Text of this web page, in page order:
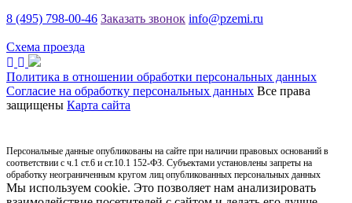
8 (495) 798-00-46 Заказать звонок info@pzemi.ru
Схема проезда
Политика в отношении обработки персональных данных
Согласие на обработку персональных данных Все права
защищены Карта сайта
Персональные данные опубликованы на сайте при наличии правовых оснований в
соответствии с ч.1 ст.6 и ст.10.1 152-ФЗ. Субъектами установлены запреты на
обработку неограниченным кругом лиц опубликованных персональных данных
Мы используем cookie. Это позволяет нам анализировать